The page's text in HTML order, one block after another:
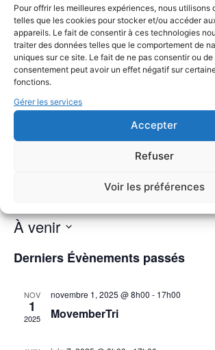
Pour offrir les meilleures expériences, nous utilisons
telles que les cookies pour stocker et/ou accéder
appareils. Le fait de consentir à ces technologies
traiter des données telles que le comportement de
uniques sur ce site. Le fait de ne pas consentir ou de
consentement peut avoir un effet négatif sur
fonctions.
Gérer les services
Accepter
Refuser
Voir les préférences
Il n’y a pas d’évènements à venir.
À venir
une
date.
Derniers Évènements passés
NOV
1
2025
novembre 1, 2025 @ 8h00 - 17h00
MovemberTri